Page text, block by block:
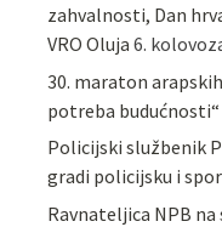
zahvalnosti, Dan
VRO Oluja 6.
30. maraton
potreba budućnosti“
Policijski službenik
gradi policijsku i
Ravnateljica NPB